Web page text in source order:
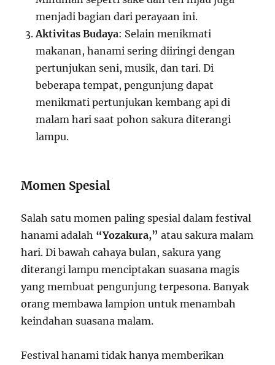
menjadi bagian dari perayaan ini.
Aktivitas Budaya: Selain menikmati
makanan, hanami sering diiringi dengan
pertunjukan seni, musik, dan tari. Di
beberapa tempat, pengunjung dapat
menikmati pertunjukan kembang api di
malam hari saat pohon sakura diterangi
lampu.
Momen Spesial
Salah satu momen paling spesial dalam festival
hanami adalah “Yozakura,” atau sakura malam
hari. Di bawah cahaya bulan, sakura yang
diterangi lampu menciptakan suasana magis
yang membuat pengunjung terpesona. Banyak
orang membawa lampion untuk menambah
keindahan suasana malam.
Festival hanami tidak hanya memberikan